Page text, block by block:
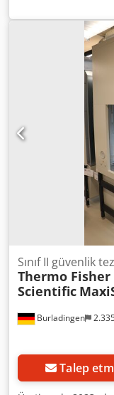
adet yüksekliği
tepsisi. Kilitlenebilir.
Dokunmatik
Kullanılmamış.
Burladingen
Sınıf II güvenlik
Thermo Fisher
Scientific
Talep